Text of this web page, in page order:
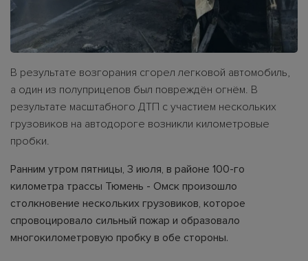
В результате возгорания сгорел легковой автомобиль,
а один из полуприцепов был повреждён огнём. В
результате масштабного ДТП с участием нескольких
грузовиков на автодороге возникли километровые
пробки.
Ранним утром пятницы, 3 июля, в районе 100-го
километра трассы Тюмень - Омск произошло
столкновение нескольких грузовиков, которое
спровоцировало сильный пожар и образовало
многокилометровую пробку в обе стороны.